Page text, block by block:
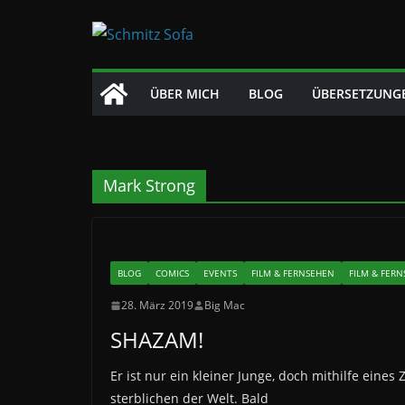
ÜBER MICH BLOG
Mark Strong
BLOG COMICS EVENTS FILM & FERNSEHEN FILM &
28. März 2019 Big Mac
SHAZAM!
Er ist nur ein kleiner Junge, doch mithilfe
sterblichen der Welt. Bald